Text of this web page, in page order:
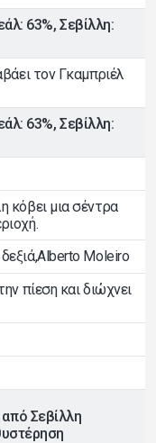
63%, Σεβίλλη:
τον Γκαμπριέλ
63%, Σεβίλλη:
κόβει μια σέντρα
Moleiro
πίεση και διώχνει
Σεβίλλη